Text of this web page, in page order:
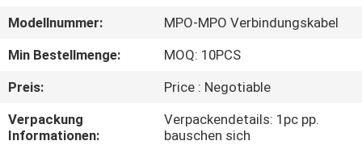
FABRIK-
AUSFLUG
QUALITÄTSKONTROLLE
Modellnummer:
MPO-MPO Verbindungskabel
Min Bestellmenge:
MOQ: 10PCS
Preis:
Price : Negotiable
Verpackung
Informationen:
Verpackendetails: 1pc pp.
bauschen sich